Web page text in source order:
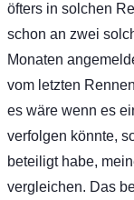
öfters in solchen
schon an zwei
Monaten
vom letzten
es wäre wenn es
verfolgen könnte,
beteiligt habe,
vergleichen. Das